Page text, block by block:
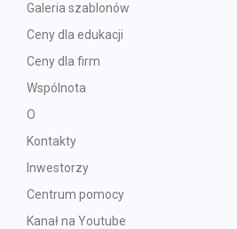
Galeria szablonów
Ceny dla edukacji
Ceny dla firm
Wspólnota
O
Kontakty
Inwestorzy
Centrum pomocy
Kanał na Youtube